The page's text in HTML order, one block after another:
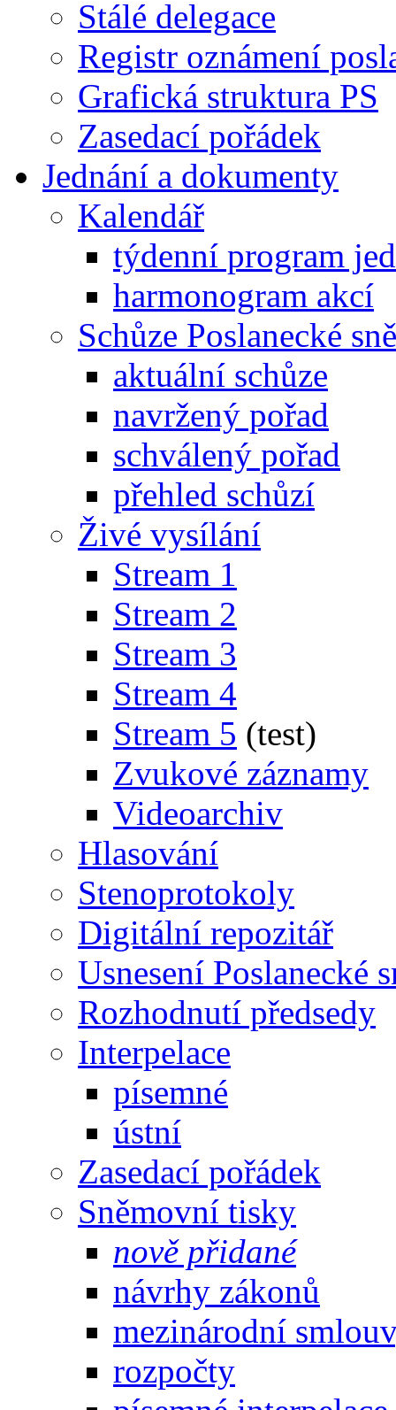
Stálé delegace
Registr oznámení
Grafická struktura PS
Zasedací pořádek
Jednání a dokumenty
Kalendář
týdenní program
harmonogram akcí
Schůze Poslanecké
aktuální schůze
navržený pořad
schválený pořad
přehled schůzí
Živé vysílání
Stream 1
Stream 2
Stream 3
Stream 4
Stream 5 (test)
Zvukové záznamy
Videoarchiv
Hlasování
Stenoprotokoly
Digitální repozitář
Usnesení Poslanecké
Rozhodnutí předsedy
Interpelace
písemné
ústní
Zasedací pořádek
Sněmovní tisky
nově přidané
návrhy zákonů
mezinárodní
rozpočty